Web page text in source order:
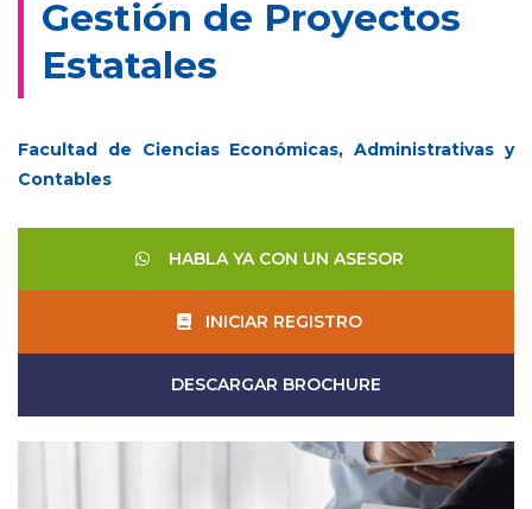
Gestión de Proyectos
Estatales
Facultad de Ciencias Económicas, Administrativas y
Contables
HABLA YA CON UN ASESOR
INICIAR REGISTRO
DESCARGAR BROCHURE